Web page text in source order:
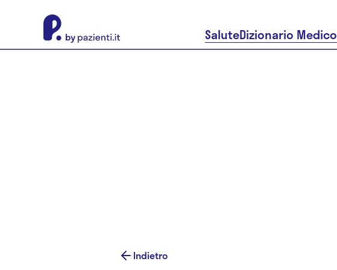
SaluteDizionario Medico
Indietro